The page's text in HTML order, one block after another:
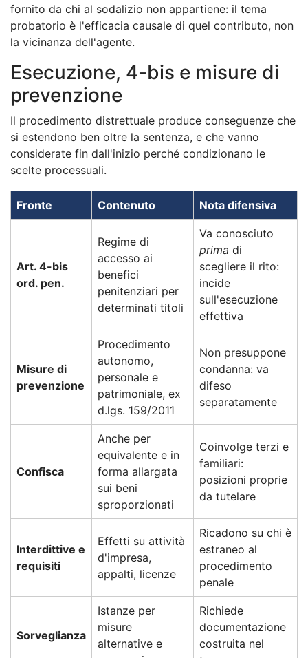
fornito da chi al sodalizio non appartiene: il tema
probatorio è l'efficacia causale di quel contributo, non
la vicinanza dell'agente.
Esecuzione, 4-bis e misure di
prevenzione
Il procedimento distrettuale produce conseguenze che
si estendono ben oltre la sentenza, e che vanno
considerate fin dall'inizio perché condizionano le
scelte processuali.
Fronte Contenuto Nota difensiva
Art. 4-bis
ord. pen.
Regime di
accesso ai
benefici
penitenziari per
determinati titoli
Va conosciuto
prima di
scegliere il rito:
incide
sull'esecuzione
effettiva
Misure di
prevenzione
Procedimento
autonomo,
personale e
patrimoniale, ex
d.lgs. 159/2011
Non presuppone
condanna: va
difeso
separatamente
Confisca
Anche per
equivalente e in
forma allargata
sui beni
sproporzionati
Coinvolge terzi e
familiari:
posizioni proprie
da tutelare
Interdittive e
requisiti
Effetti su attività
d'impresa,
appalti, licenze
Ricadono su chi è
estraneo al
procedimento
penale
Sorveglianza
Istanze per
misure
alternative e
Richiede
documentazione
costruita nel